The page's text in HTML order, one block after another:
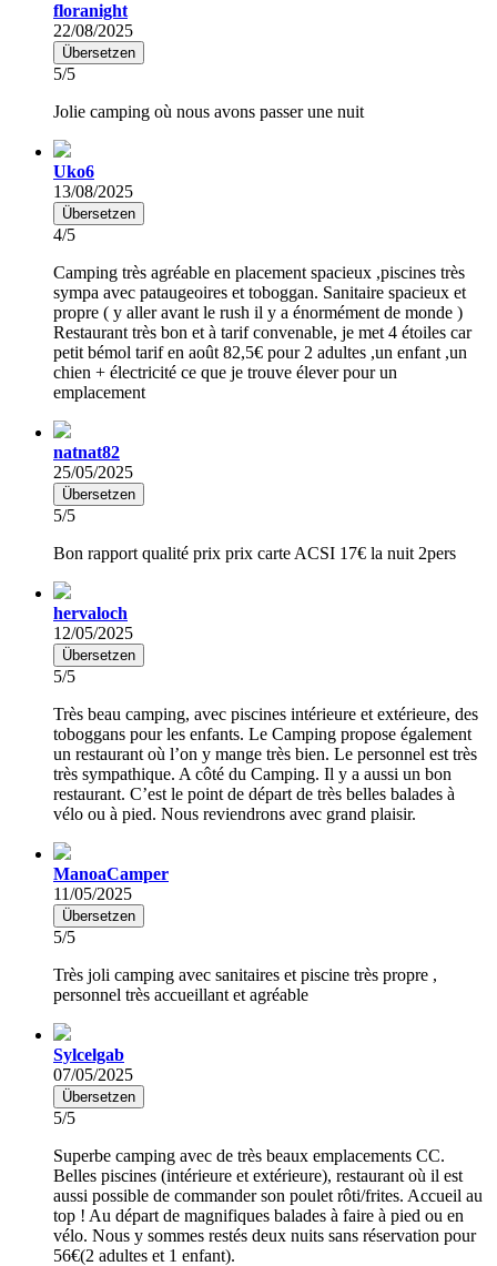
floranight
22/08/2025
Übersetzen
5/5
Jolie camping où nous avons passer une nuit
Uko6
13/08/2025
Übersetzen
4/5
Camping très agréable en placement spacieux ,piscines très
sympa avec pataugeoires et toboggan. Sanitaire spacieux et
propre ( y aller avant le rush il y a énormément de monde )
Restaurant très bon et à tarif convenable, je met 4 étoiles car
petit bémol tarif en août 82,5€ pour 2 adultes ,un enfant ,un
chien + électricité ce que je trouve élever pour un
emplacement
natnat82
25/05/2025
Übersetzen
5/5
Bon rapport qualité prix prix carte ACSI 17€ la nuit 2pers
hervaloch
12/05/2025
Übersetzen
5/5
Très beau camping, avec piscines intérieure et extérieure, des
toboggans pour les enfants. Le Camping propose également
un restaurant où l’on y mange très bien. Le personnel est très
très sympathique. A côté du Camping. Il y a aussi un bon
restaurant. C’est le point de départ de très belles balades à
vélo ou à pied. Nous reviendrons avec grand plaisir.
ManoaCamper
11/05/2025
Übersetzen
5/5
Très joli camping avec sanitaires et piscine très propre ,
personnel très accueillant et agréable
Sylcelgab
07/05/2025
Übersetzen
5/5
Superbe camping avec de très beaux emplacements CC.
Belles piscines (intérieure et extérieure), restaurant où il est
aussi possible de commander son poulet rôti/frites. Accueil au
top ! Au départ de magnifiques balades à faire à pied ou en
vélo. Nous y sommes restés deux nuits sans réservation pour
56€(2 adultes et 1 enfant).